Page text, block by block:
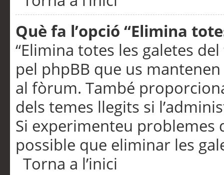
Què fa l’opció “Elimina
“Elimina totes les galetes
pel phpBB que us
al fòrum. També
dels temes llegits si
Si experimenteu problemes
possible que eliminar les
Torna a l’inici